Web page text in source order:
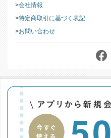
会社情報
特定商取引に基づく表記
お問い合わせ